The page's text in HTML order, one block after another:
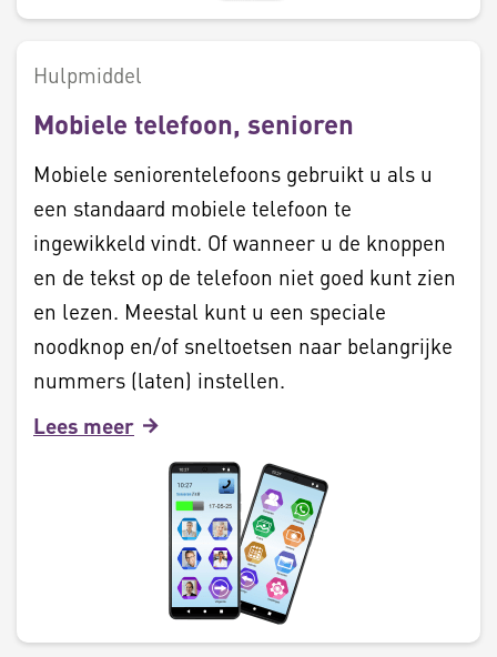
Hulpmiddel
Mobiele telefoon, senioren
Mobiele seniorentelefoons gebruikt u als u
een standaard mobiele telefoon te
ingewikkeld vindt. Of wanneer u de knoppen
en de tekst op de telefoon niet goed kunt zien
en lezen. Meestal kunt u een speciale
noodknop en/of sneltoetsen naar belangrijke
nummers (laten) instellen.
Lees meer